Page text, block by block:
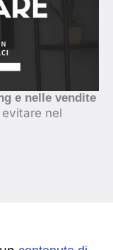
e nelle vendite
nel